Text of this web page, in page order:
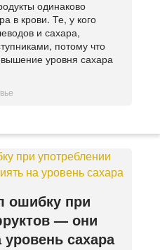
одинаково
в крови. Те, у кого
и сахара,
потому что
уровня сахара
ошибку при
— они
сахара